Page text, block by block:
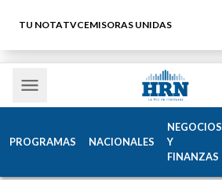
TU NOTATVCEMISORAS UNIDAS
PROGRAMAS NACIONALES
NEGOCIOS
Y
FINANZAS